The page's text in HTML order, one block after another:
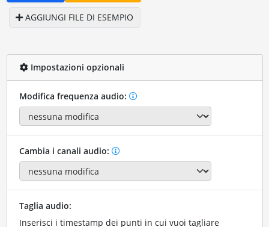
AGGIUNGI FILE DI ESEMPIO
Impostazioni opzionali
Modifica frequenza audio:
Cambia i canali audio:
Taglia audio:
Inserisci i timestamp dei punti in cui vuoi tagliare